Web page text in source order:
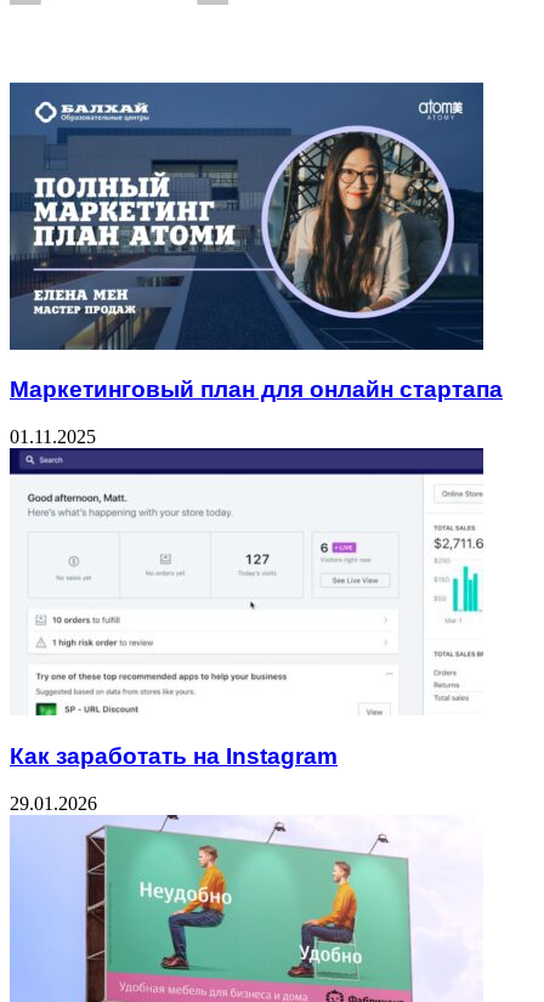
Маркетинговый план для онлайн стартапа
01.11.2025
Как заработать на Instagram
29.01.2026